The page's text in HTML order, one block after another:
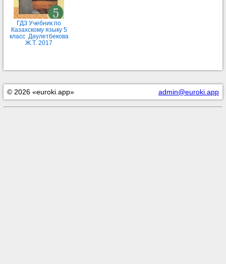
ГДЗ Учебник по
Казахскому языку 5
класс Дәулетбекова
Ж.Т. 2017
© 2026 «euroki.app» admin@euroki.app